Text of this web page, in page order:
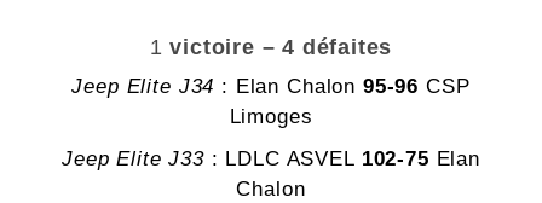
1 victoire – 4 défaites
Jeep Elite J34 : Elan Chalon 95-96 CSP
Limoges
Jeep Elite J33: LDLC ASVEL 102-75 Elan
Chalon